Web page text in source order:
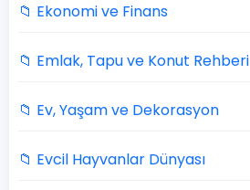
📁 Ekonomi ve Finans
📁 Emlak, Tapu ve Konut Rehberi
📁 Ev, Yaşam ve Dekorasyon
📁 Evcil Hayvanlar Dünyası